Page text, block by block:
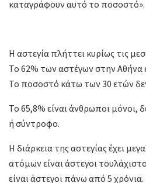
καταγράφουν αυτό το ποσοστό».
Η αστεγία πλήττει κυρίως τις
Το 62% των αστέγων στην Αθήνα
Το ποσοστό κάτω των 30 ετών
Το 65,8% είναι άνθρωποι μόνοι,
ή σύντροφο.
Η διάρκεια της αστεγίας έχει
ατόμων είναι άστεγοι
είναι άστεγοι πάνω από 5